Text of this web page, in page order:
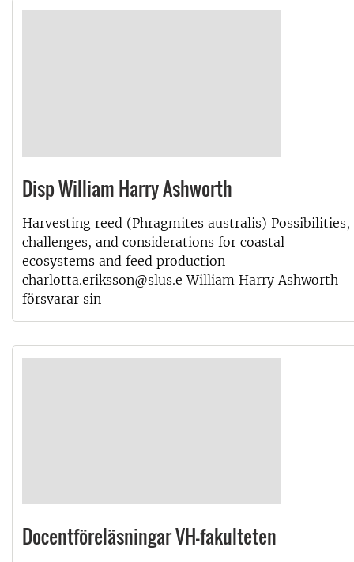
Disp William Harry Ashworth
Harvesting reed (Phragmites australis) Possibilities,
challenges, and considerations for coastal
ecosystems and feed production
charlotta.eriksson@slus.e William Harry Ashworth
försvarar sin
Docentföreläsningar VH-fakulteten